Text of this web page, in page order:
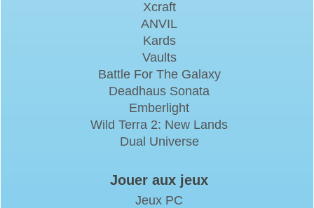
Xcraft
ANVIL
Kards
Vaults
Battle For The Galaxy
Deadhaus Sonata
Emberlight
Wild Terra 2: New Lands
Dual Universe
Jouer aux jeux
Jeux PC